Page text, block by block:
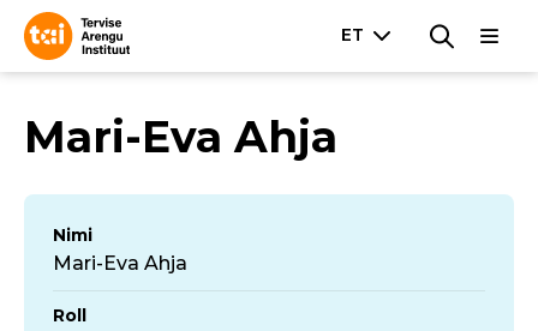
Mari-Eva Ahja
Nimi
Mari-Eva Ahja
Roll